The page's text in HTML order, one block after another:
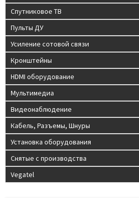
Спутниковое ТВ
Пульты ДУ
Усиление сотовой связи
Кронштейны
HDMI оборудование
Мультимедиа
Видеонаблюдение
Кабель, Разъемы, Шнуры
Установка оборудования
Снятые с производства
Vegatel